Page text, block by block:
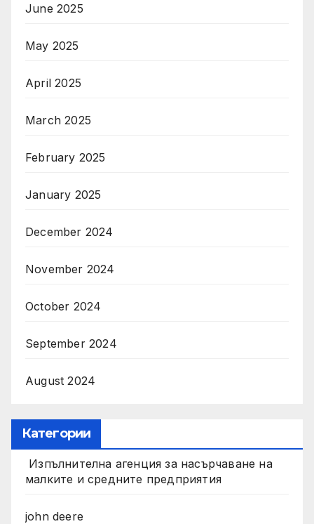
June 2025
May 2025
April 2025
March 2025
February 2025
January 2025
December 2024
November 2024
October 2024
September 2024
August 2024
Категории
Изпълнителна агенция за насърчаване на
малките и средните предприятия
john deere